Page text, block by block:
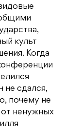
культ
Когда
не сдался,
почему не
от ненужных